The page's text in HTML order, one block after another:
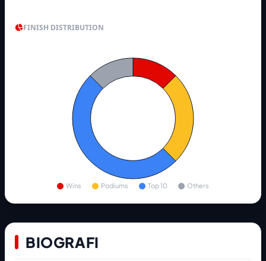
FINISH DISTRIBUTION
Wins Podiums Top 10 Others
BIOGRAFI